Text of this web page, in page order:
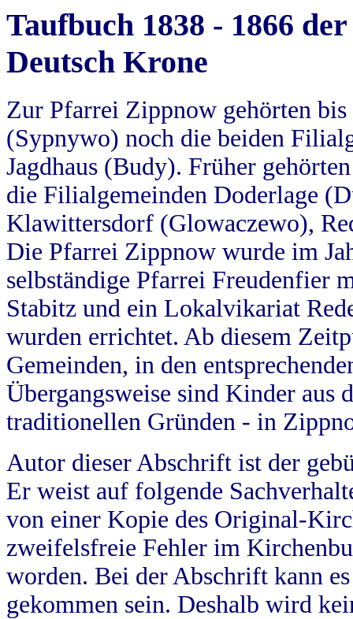
Taufbuch 1838 - 1866
Deutsch Krone
Zur Pfarrei Zippnow gehörten
(Sypnywo) noch die beiden
Jagdhaus (Budy). Früher
die Filialgemeinden Doderlage
Klawittersdorf (Glowaczewo),
Die Pfarrei Zippnow wurde im
selbständige Pfarrei Freudenfier
Stabitz und ein Lokalvikariat
wurden errichtet. Ab diesem
Gemeinden, in den
Übergangsweise sind Kinder aus
traditionellen Gründen - in
Autor dieser Abschrift ist der
Er weist auf folgende
von einer Kopie des Original-
zweifelsfreie Fehler im
worden. Bei der Abschrift kann
gekommen sein. Deshalb wird